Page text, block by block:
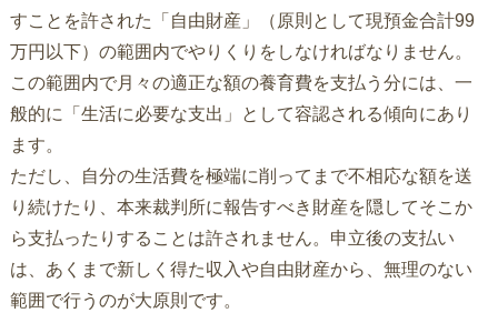
すことを許された「自由財産」（原則として現預金合計99
万円以下）の範囲内でやりくりをしなければなりません。
この範囲内で月々の適正な額の養育費を支払う分には、一
般的に「生活に必要な支出」として容認される傾向にあり
ます。
ただし、自分の生活費を極端に削ってまで不相応な額を送
り続けたり、本来裁判所に報告すべき財産を隠してそこか
ら支払ったりすることは許されません。申立後の支払い
は、あくまで新しく得た収入や自由財産から、無理のない
範囲で行うのが大原則です。